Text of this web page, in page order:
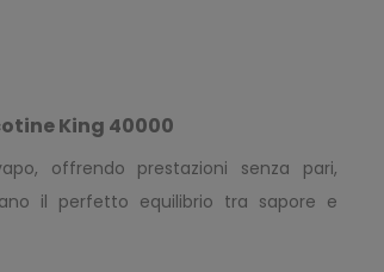
King 40000
offrendo prestazioni senza pari,
il perfetto equilibrio tra sapore e